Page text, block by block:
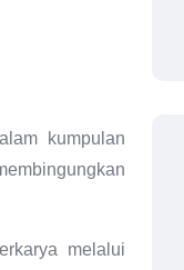
kumpulan
melalui